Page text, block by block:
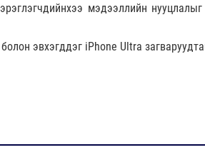
мэдээллийн
эвхэгддэг iPhone Ultra